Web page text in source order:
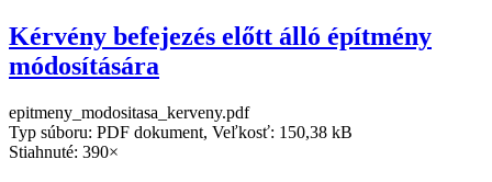
Kérvény befejezés előtt álló építmény
módosítására
epitmeny_modositasa_kerveny.pdf
Typ súboru: PDF dokument, Veľkosť: 150,38 kB
Stiahnuté: 390×